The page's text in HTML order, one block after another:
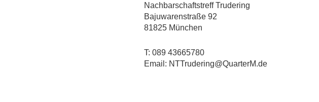
Nachbarschaftstreff Trudering
Bajuwarenstraße 92
81825 München
T: 089 43665780
Email: NTTrudering@QuarterM.de